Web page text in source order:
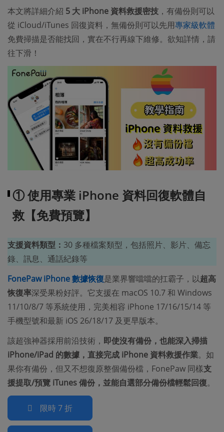
本文將詳細介紹 5 大 iPhone 資料救援密技 ，有備份則可以
從 iCloud/iTunes 回復資料，無備份則可以先用專家級軟體
免費掃描是否能找回，實在不行再線下維修。欲知詳情，請
往下滑！
① 使用專業 iPhone 資料回復軟體自
救【免費預覽】
支援資料類型： 30 多種檔案類型，包括照片、影片、備忘
錄、訊息、通話紀錄等
FonePaw iPhone 數據恢復是業界響噹噹的扛霸子，以超高
恢復率深受果粉好評。它支援在 macOS 10.7 和 Windows
11/10/8/7 等系統使用，完美相容 iPhone 17/16/15/14 等
手機型號和最新 iOS 26/18/17 及更早版本。
該超強神器採用前沿技術， 即使沒有備份，也能深入掃描
iPhone/iPad 的數據，直接完成 iPhone 資料救援作業。如
果你有備份，但又不想復原整個備份檔，FonePaw 同樣支
援提取/預覽 iTunes 備份，並能自選部分備份檔輕鬆回復。
限時 7 折